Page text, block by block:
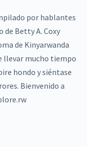
por hablantes
Betty A. Coxy
de Kinyarwanda
llevar mucho tiempo
hondo y siéntase
Bienvenido a